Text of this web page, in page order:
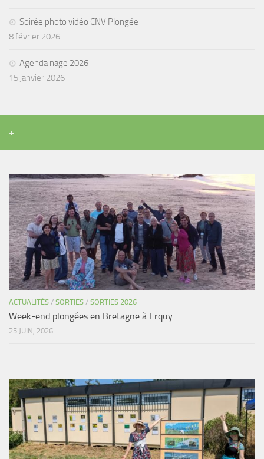
Soirée photo vidéo CNV Plongée
8 février 2026
Agenda nage 2026
15 janvier 2026
+
ACTUALITÉS / SORTIES / SORTIES 2026
Week-end plongées en Bretagne à Erquy
25 JUIN, 2026